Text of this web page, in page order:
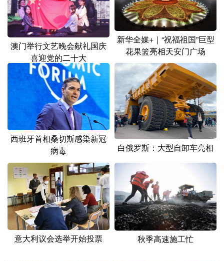
浙江 安徽 福建 江西
山东 河南 湖北 湖南
广东 广西 海南 重庆
四川 贵州 云南 西藏
陕西 甘肃 青海 宁夏
新疆 内蒙古 黑龙江
多语种频道
English Español Français عربى
Русский язык 日本語 한국어
Deutsch Português
澳门举行文艺晚会献礼国庆
喜迎党的二十大
新华全媒+｜“祝福祖国”巨型
花果篮亮相天安门广场
西班牙首相桑切斯感染新冠
病毒
白俄罗斯：大型自卸车亮相
意大利议会选举开始投票 秋季高速施工忙